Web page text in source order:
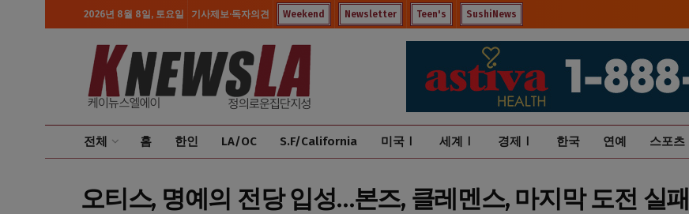
2026년 8월 8일, 토요일 기사제보·독자의견 Weekend Newsletter Teen's SushiNews
전체 홈 한인 LA/OC S.F/California 미국Ⅰ 세계Ⅰ 경제Ⅰ 한국 연예 스포츠
오티스, 명예의 전당 입성…본즈, 클레멘스, 마지막 도전 실패